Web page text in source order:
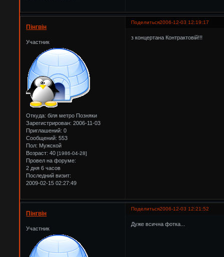
Поделиться2006-12-03 12:19:17
Пінгвін
Участник
Откуда: біля метро Позняки
Зарегистрирован: 2006-11-03
Приглашений: 0
Сообщений: 553
Пол: Мужской
Возраст: 40[1986-04-28]
Провел на форуме:
2 дня 6 часов
Последний визит:
2009-02-15 02:27:49
з концертана Контрактовій!!!
Поделиться2006-12-03 12:21:52
Пінгвін
Участник
Дуже всична фотка...